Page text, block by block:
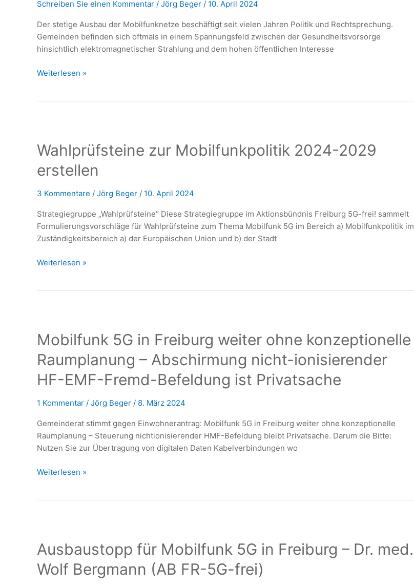
Schreiben Sie einen Kommentar / Jörg Beger / 10. April 2024
Der stetige Ausbau der Mobilfunknetze beschäftigt seit vielen Jahren Politik und Rechtsprechung.
Gemeinden befinden sich oftmals in einem Spannungsfeld zwischen der Gesundheitsvorsorge
hinsichtlich elektromagnetischer Strahlung und dem hohen öffentlichen Interesse
Dissertation:
Vorsorge
und
Versorgung
Weiterlesen »
Wahlprüfsteine zur Mobilfunkpolitik 2024-2029
erstellen
3 Kommentare / Jörg Beger / 10. April 2024
Strategiegruppe „Wahlprüfsteine“ Diese Strategiegruppe im Aktionsbündnis Freiburg 5G-frei! sammelt
Formulierungsvorschläge für Wahlprüfsteine zum Thema Mobilfunk 5G im Bereich a) Mobilfunkpolitik im
Zuständigkeitsbereich a) der Europäischen Union und b) der Stadt
Wahlprüfsteine
Weiterlesen »
Mobilfunk 5G in Freiburg weiter ohne konzeptionelle
Raumplanung – Abschirmung nicht-ionisierender
HF-EMF-Fremd-Befeldung ist Privatsache
1 Kommentar / Jörg Beger / 8. März 2024
Gemeinderat stimmt gegen Einwohnerantrag: Mobilfunk 5G in Freiburg weiter ohne konzeptionelle
Raumplanung – Steuerung nichtionisierender HMF-Befeldung bleibt Privatsache. Darum die Bitte:
Nutzen Sie zur Übertragung von digitalen Daten Kabelverbindungen wo
Mobilfunk
konzeptionelle
Raumplanung
–
Weiterlesen »
Ausbaustopp für Mobilfunk 5G in Freiburg – Dr. med.
Wolf Bergmann (AB FR-5G-frei)